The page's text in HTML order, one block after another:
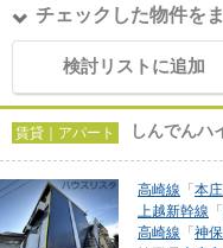
チェックした物件を
検討リストに追加
賃貸｜アパート しんでんハ
高崎線 「 本庄
上越新幹線 「
高崎線 「 神